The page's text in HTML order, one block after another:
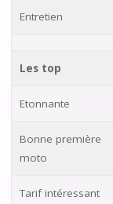
Entretien
Les top
Etonnante
Bonne première
moto
Tarif intéressant